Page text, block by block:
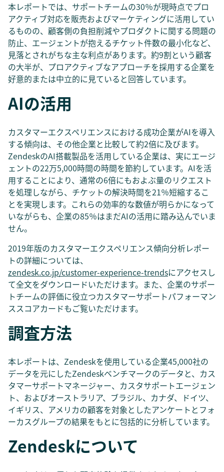
本レポートでは、サポートチームの30％が現時点でプロ
アクティブ対応を販売およびマーケティングに活用してい
るものの、顧客側の負担削減やプロダクトに関する問題の
防止、エージェントが抱えるチケット件数の最小化など、
見落とされがちな主な利点があります。約9割という顧客
の大半が、プロアクティブなアプローチを採用する企業を
好意的または中立的に見ていると回答しています。
AIの活用
カスタマーエクスペリエンスにおける成功企業がAIを導入
する傾向は、その他企業と比較して約2倍に及びます。
ZendeskのAI搭載製品を活用している企業は、実にエージ
ェントの22万5,000時間の時間を節約しています。AIを活
用することにより、通常の6倍にもおよぶ量のリクエスト
を処理しながら、チケットの解決時間を21％短縮するこ
とを実現します。これらの効率的な数値が明らかになって
いながらも、企業の85％はまだAIの活用に踏み込んでいま
せん。
2019年版のカスタマーエクスペリエンス傾向分析レポー
トの詳細については、
zendesk.co.jp/customer-experience-trendsにアクセスし
て全文をダウンロードいただけます。また、企業のサポー
トチームの評価に役立つカスタマーサポートパフォーマン
ススコアカードもご覧いただけます。
調査方法
本レポートは、Zendeskを使用している企業45,000社の
データを元にしたZendeskベンチマークのデータと、カス
タマーサポートマネージャー、カスタサポートエージェン
ト、およびオーストラリア、ブラジル、カナダ、ドイツ、
イギリス、アメリカの顧客を対象としたアンケートとフォ
ーカスグループの結果をもとに包括的に分析しています。
Zendeskについて